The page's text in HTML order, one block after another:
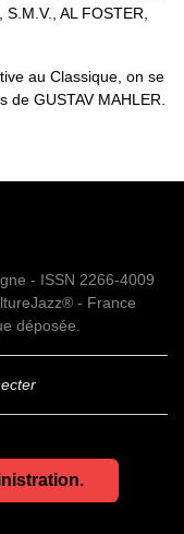
AL FOSTER,
au Classique, on se
GUSTAV MAHLER.
- ISSN 2266-4009
- France
déposée.